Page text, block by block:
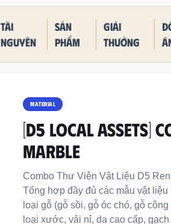
Tài
nguyên
Sản
phẩm
Giải
thưởng
MATERIAL
[D5 LOCAL ASSETS]
MARBLE
Combo Thư Viện Vật Liệu D5
Tổng hợp đầy đủ các mẫu vật
loại gỗ (gỗ sồi, gỗ óc chó, gỗ
loại xước, vải nỉ, da cao cấp, gạch